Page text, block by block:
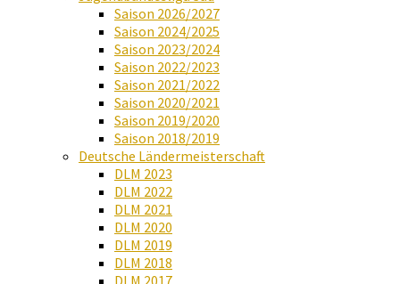
Saison 2026/2027
Saison 2024/2025
Saison 2023/2024
Saison 2022/2023
Saison 2021/2022
Saison 2020/2021
Saison 2019/2020
Saison 2018/2019
Deutsche Ländermeisterschaft
DLM 2023
DLM 2022
DLM 2021
DLM 2020
DLM 2019
DLM 2018
DLM 2017